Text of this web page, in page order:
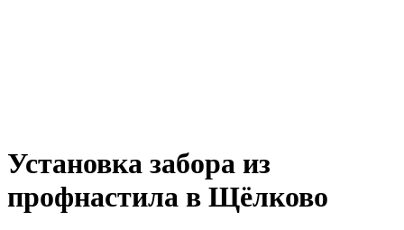
Установка забора из
профнастила в Щёлково